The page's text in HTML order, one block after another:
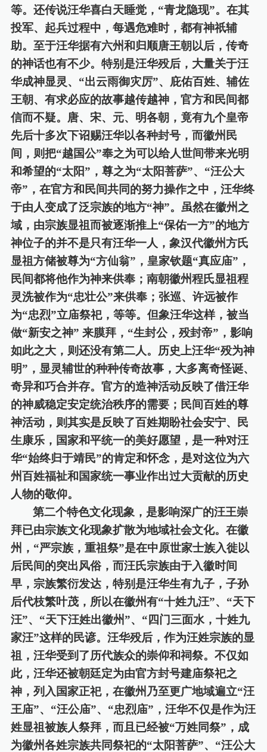
等。还传说汪华喜白天睡觉， “青龙隐现”。在其
投军、起兵过程中，每遇危难时，都有神祇辅
助。至于汪华据有六州和归顺唐王朝以后，传奇
的神话也有不少。特别是汪华殁后，大量关于汪
华成神显灵、“出云雨御灾厉”、庇佑百姓、辅佐
王朝、有求必应的故事越传越神，官方和民间都
信而不疑。唐、宋、元、明各朝，竟有九个皇帝
先后十多次下诏赐汪华以各种封号，而徽州民
间，则把“越国公”奉之为可以给人世间带来光明
和希望的“太阳”，尊之为“太阳菩萨”、“汪公大
帝”，在官方和民间共同的努力操作之中，汪华终
于由人变成了泛宗族的地方“神”。虽然在徽州 之
域，由宗族显祖而被逐渐推上“保佑一方”的地方
神位子的并不是只有汪华一人，象汉代徽州方氏
显祖方储被尊为“方仙翁”，皇家钦题“真应庙”，
民间都将他作为神来供奉；南朝徽州程氏显祖程
灵洗被作为“忠壮公”来供奉；张巡、许远被作
为“忠烈”立庙祭祀，等等。但象汪华这样，被当
做“新安之神” 来膜拜， “生封公，殁封帝”，影响
如此之大，则还没有第二人。历史上汪华“殁为神
明”，显灵辅世的种种传奇故事，大多离奇怪诞、
奇异和巧合并存。官方的造神活动反映了借汪华
的神威稳定安定统治秩序的需要；民间百姓的尊
神活动，则其实是反映了百姓期盼社会安宁、民
生康乐，国家和平统一的美好愿望，是一种对汪
华“始终归于靖民”的肯定和怀念，是对这位为六
州百姓福祉和国家统一事业作出过大贡献的历史
人物的敬仰。
第二个特色文化现象，是影响深广的汪王崇
拜已由宗族文化现象扩散为地域社会文化。在徽
州， “严宗族，重祖祭”是在中原世家士族入徙以
后民间的突出风俗，而汪氏宗族由于入徽时间
早，宗族繁衍发达，特别是汪华生有九子，子孙
后代枝繁叶茂，所以在徽州有“十姓九汪”、 “天下
汪”、 “天下汪姓出徽州”、 “四门三面水，十姓九
家汪”这样的民谚。汪华殁后，作为汪姓宗族的显
祖，汪华受到了历代族众的崇仰和祠祭。不仅如
此，汪华还被朝廷定为由官方封号建庙祭祀之
神，列入国家正祀，在徽州乃至更广地域遍立“汪
王庙”、“汪公庙”、“忠烈庙”，汪华不仅是作为汪
姓显祖被族人祭拜，而且已经被“万姓同祭”，成
为徽州各姓宗族共同祭祀的“太阳菩萨”、“汪公大